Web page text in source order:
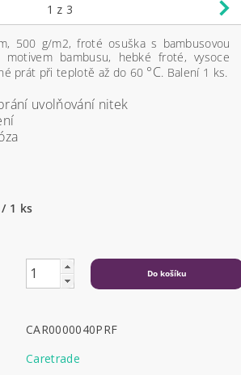
1 z 3
500 g/m2, froté osuška s bambusovou
motivem bambusu, hebké froté, vysoce
prát při teplotě až do 60 °C . Balení 1 ks.
uvolňování nitek
1 ks
CAR0000040PRF
Caretrade